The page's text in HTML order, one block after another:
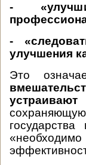
-
-
улучшения
Это